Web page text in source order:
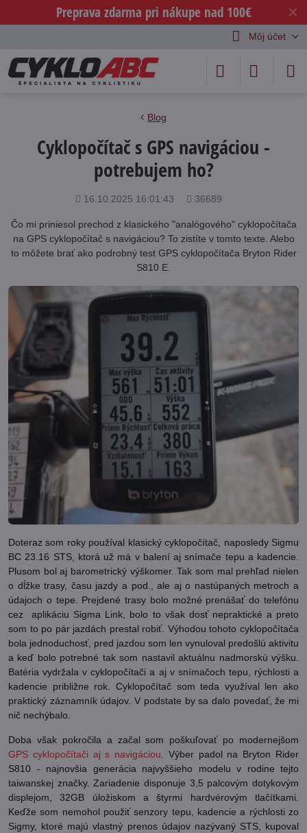
✕
Preprava zdarma pri nákupe nad 100€
Môj účet
Blog
Cyklopočítač s GPS navigáciou -
potrebujem ho?
Pridané
16.10.2025 16:01:43
Počet
36689
Čo mi priniesol prechod z klasického "analógového" cyklopočítača
na GPS cyklopočítač s navigáciou? To zistíte v tomto texte. Alebo
to môžete brať ako podrobný test GPS cyklopočítača Bryton Rider
S810 E.
Doteraz som roky používal klasický cyklopočítač, naposledy Sigmu
BC 23.16 STS, ktorá už má v balení aj snímače tepu a kadencie.
Plusom bol aj barometrický výškomer. Tak som mal prehľad nielen
o dĺžke trasy, času jazdy a pod., ale aj o nastúpaných metroch a
údajoch o tepe. Prejdené trasy bolo možné prenášať do telefónu
cez aplikáciu Sigma Link, bolo to však dosť nepraktické a preto
som to po pár jazdách prestal robiť. Výhodou tohoto cyklopočítača
bola jednoduchosť, pred jazdou som len vynuloval predošlú aktivitu
a keď bolo potrebné tak som nastavil aktuálnu nadmorskú výšku.
Batéria vydržala v cyklopočítači a aj v snímačoch tepu, rýchlosti a
kadencie približne rok. Cyklopočítač som teda využíval len ako
praktický záznamník údajov. V podstate by sa dalo povedať, že mi
nič nechýbalo.
Doba však pokročila a začal som poškuľovať po modernejšom
GPS cyklopočítači aj s navigáciou . Výber padol na Bryton Rider
S810 - najnovšia generácia najvyššieho modelu v rodine tejto
taiwanskej značky. Zariadenie disponuje 3,5 palcovým dotykovým
displejom, 32GB úložiskom a štyrmi hardvérovým tlačítkami.
Keďže som nemohol použiť senzory tepu, kadencie a rýchlosti zo
Sigmy, ktoré majú vlastný prenos údajov nazývaný STS, kupoval